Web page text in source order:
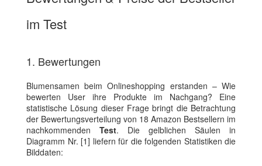
im Test
1. Bewertungen
Blumensamen beim Onlineshopping erstanden – Wie
bewerten User ihre Produkte im Nachgang? Eine
statistische Lösung dieser Frage bringt die Betrachtung
der Bewertungsverteilung von 18 Amazon Bestsellern im
nachkommenden Test. Die gelblichen Säulen in
Diagramm Nr. [1] liefern für die folgenden Statistiken die
Bilddaten: